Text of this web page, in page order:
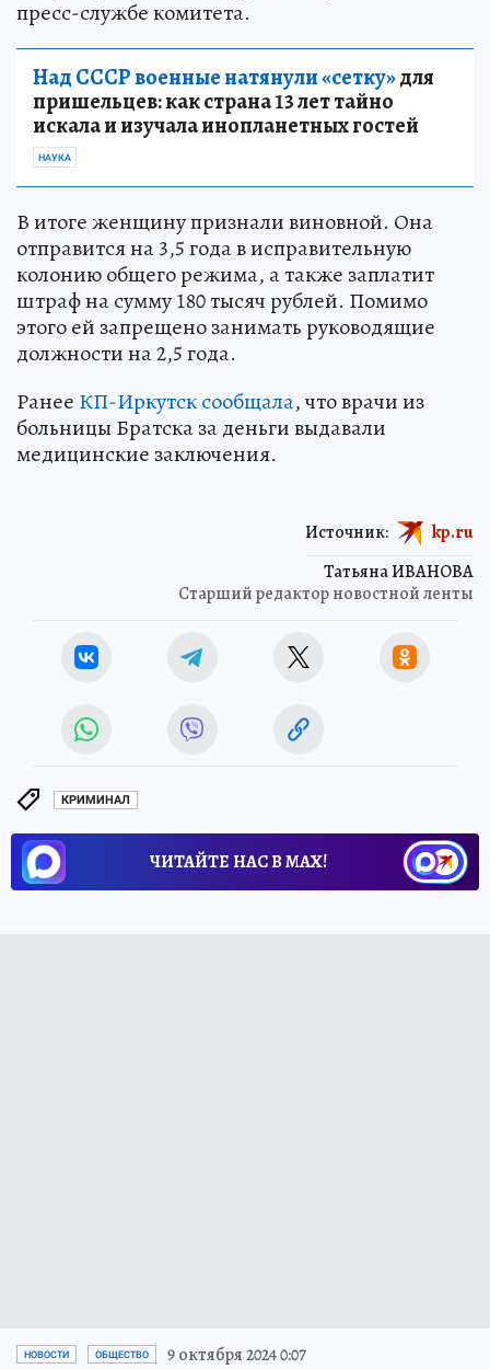
пресс-службе комитета.
Над СССР военные натянули «сетку»для
пришельцев: как страна 13 лет тайно
искала и изучала инопланетных гостей
НАУКА
В итоге женщину признали виновной. Она
отправится на 3,5 года в исправительную
колонию общего режима, а также заплатит
штраф на сумму 180 тысяч рублей. Помимо
этого ей запрещено занимать руководящие
должности на 2,5 года.
Ранее КП-Иркутск сообщала, что врачи из
больницы Братска за деньги выдавали
медицинские заключения.
Татьяна ИВАНОВА
Старший редактор новостной ленты
Источник: kp.ru
КРИМИНАЛ
ЧИТАЙТЕ НАС В МАХ!
НОВОСТИ ОБЩЕСТВО 9 октября 2024 0:07